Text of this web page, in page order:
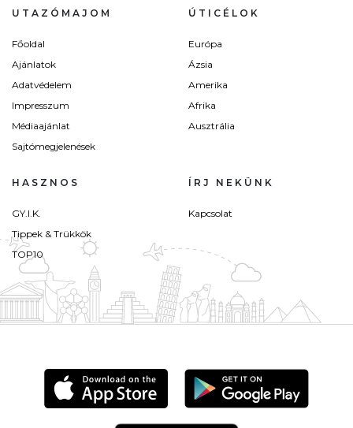
UTAZÓMAJOM
Főoldal
Ajánlatok
Adatvédelem
Impresszum
Médiaajánlat
Sajtómegjelenések
ÚTICÉLOK
Európa
Ázsia
Amerika
Afrika
Ausztrália
HASZNOS
GY.I.K.
Tippek & Trükkök
TOP10
ÍRJ NEKÜNK
Kapcsolat